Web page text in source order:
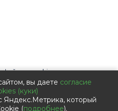
файлов cookies
с помощью сервиса
персональных данных
вы даете согласие
(куки)
Яндекс.Метрика, который
(подробнее).